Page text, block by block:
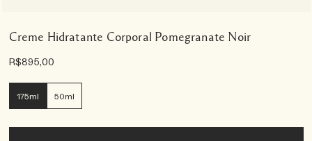
Creme Hidratante Corporal Pomegranate Noir
R$895,00
175ml 50ml